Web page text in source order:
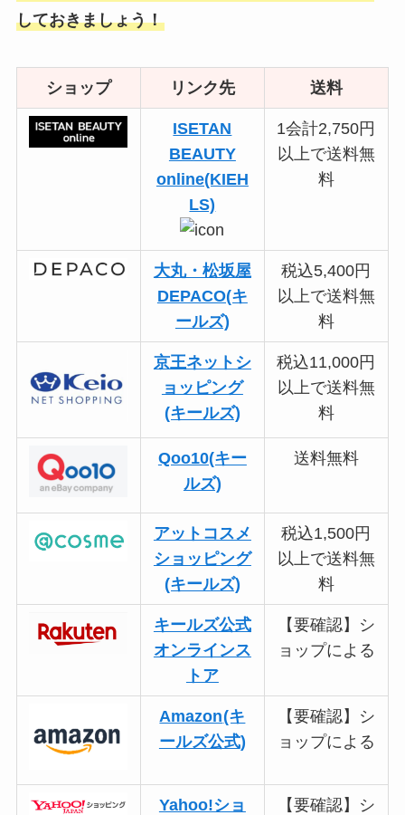
しておきましょう！
ショップ リンク先 送料
ISETAN
BEAUTY
online(KIEH
LS)
1会計2,750円
以上で送料無
料
大丸・松坂屋
DEPACO(キ
ールズ)
税込5,400円
以上で送料無
料
京王ネットシ
ョッピング
(キールズ)
税込11,000円
以上で送料無
料
Qoo10(キー
ルズ)
送料無料
アットコスメ
ショッピング
(キールズ)
税込1,500円
以上で送料無
料
キールズ公式
オンラインス
トア
【要確認】シ
ョップによる
Amazon(キ
ールズ公式)
【要確認】シ
ョップによる
Yahoo!ショ
【要確認】シ